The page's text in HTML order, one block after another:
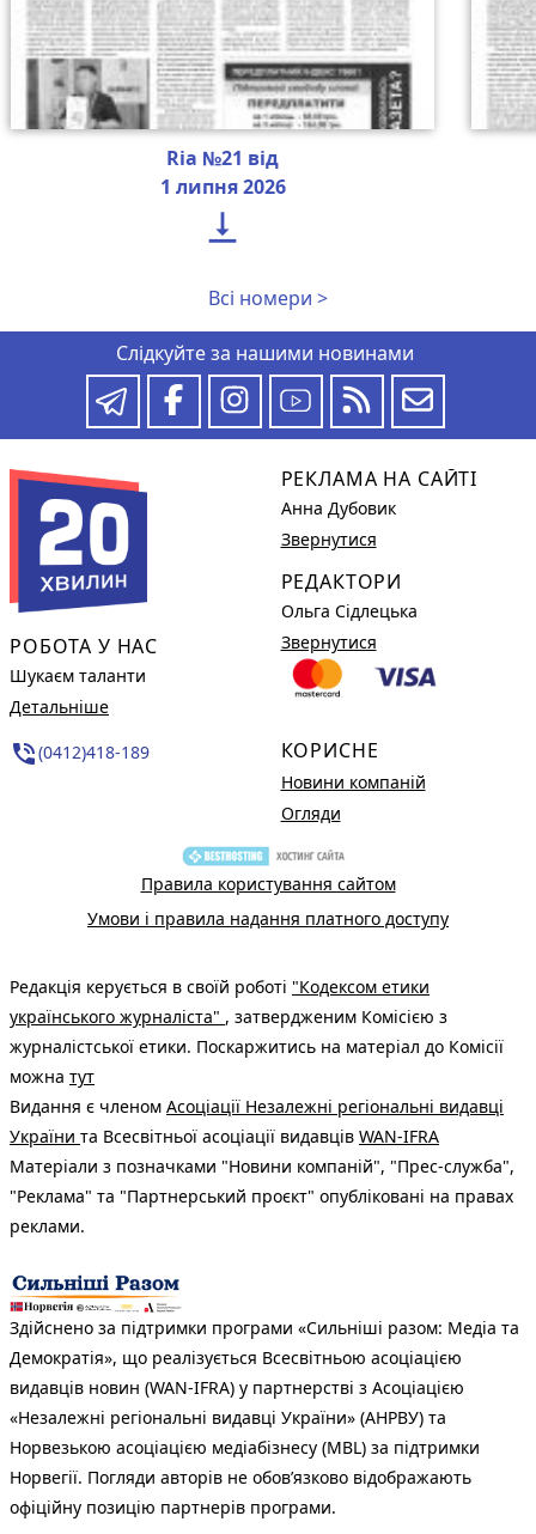
Ria №21 від
1 липня 2026

Всі номери >
Слідкуйте за нашими новинами
РОБОТА У НАС
Шукаєм таланти
Детальніше
phone_in_talk(0412)418-189
РЕКЛАМА НА САЙТІ
Анна Дубовик
Звернутися
РЕДАКТОРИ
Ольга Сідлецька
Звернутися
КОРИСНЕ
Новини компаній
Огляди
Правила користування сайтом
Умови і правила надання платного доступу
Редакція керується в своїй роботі "Кодексом етики
українського журналіста" , затвердженим Комісією з
журналістської етики. Поскаржитись на матеріал до Комісії
можна тут
Видання є членом Асоціації Незалежні регіональні видавці
України та Всесвітньої асоціації видавців WAN-IFRA
Матеріали з позначками "Новини компаній", "Прес-служба",
"Реклама" та "Партнерський проєкт" опубліковані на правах
реклами.
Здійснено за підтримки програми «Сильніші разом: Медіа та
Демократія», що реалізується Всесвітньою асоціацією
видавців новин (WAN-IFRA) у партнерстві з Асоціацією
«Незалежні регіональні видавці України» (АНРВУ) та
Норвезькою асоціацією медіабізнесу (MBL) за підтримки
Норвегії. Погляди авторів не обов’язково відображають
офіційну позицію партнерів програми.